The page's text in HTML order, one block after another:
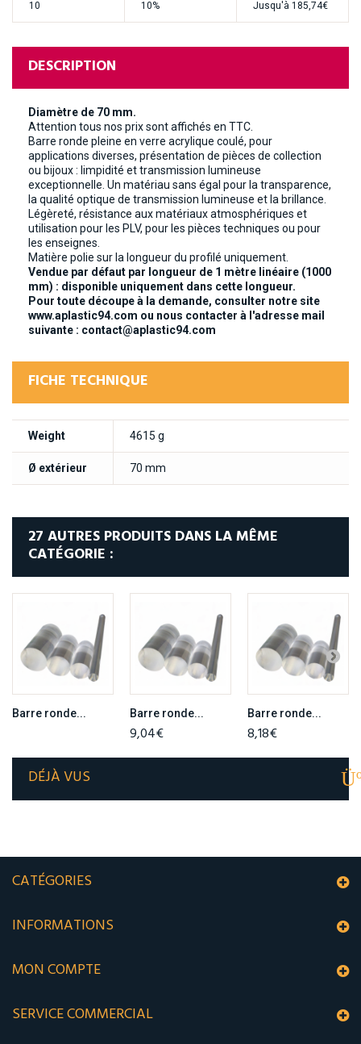
10 10% Jusqu'à 185,74€
DESCRIPTION
Diamètre de 70 mm.
Attention tous nos prix sont affichés en TTC.
Barre ronde pleine en verre acrylique coulé, pour
applications diverses, présentation de pièces de collection
ou bijoux : limpidité et transmission lumineuse
exceptionnelle. Un matériau sans égal pour la transparence,
la qualité optique de transmission lumineuse et la brillance.
Légèreté, résistance aux matériaux atmosphériques et
utilisation pour les PLV, pour les pièces techniques ou pour
les enseignes.
Matière polie sur la longueur du profilé uniquement.
Vendue par défaut par longueur de 1 mètre linéaire (1000
mm) : disponible uniquement dans cette longueur.
Pour toute découpe à la demande, consulter notre site
www.aplastic94.com ou nous contacter à l'adresse mail
suivante : contact@aplastic94.com
FICHE TECHNIQUE
Weight 4615 g
Ø extérieur 70 mm
27 AUTRES PRODUITS DANS LA MÊME
CATÉGORIE :
Barre ronde... Barre ronde...
9,04€
Barre ronde...
8,18€
DÉJÀ VUS
CATÉGORIES
INFORMATIONS
MON COMPTE
SERVICE COMMERCIAL